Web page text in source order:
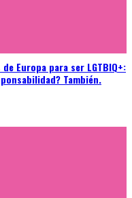
Europa para ser LGTBIQ+:
También.